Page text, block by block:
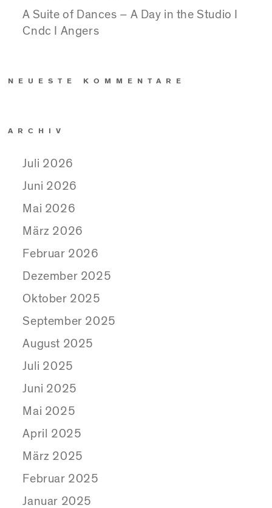
A Suite of Dances – A Day in the Studio I
Cndc I Angers
NEUESTE KOMMENTARE
ARCHIV
Juli 2026
Juni 2026
Mai 2026
März 2026
Februar 2026
Dezember 2025
Oktober 2025
September 2025
August 2025
Juli 2025
Juni 2025
Mai 2025
April 2025
März 2025
Februar 2025
Januar 2025